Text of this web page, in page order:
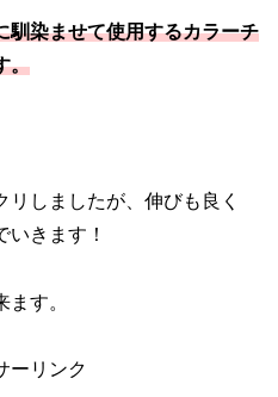
馴染ませて使用するカラーチ
。
しましたが、伸びも良く
きます！
す。
ーリンク